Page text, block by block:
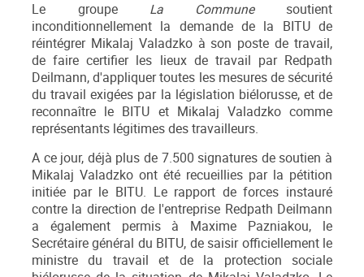
Le groupe La Communesoutient
inconditionnellement la demande de la BITU de
réintégrer Mikalaj Valadzko à son poste de travail,
de faire certiﬁer les lieux de travail par Redpath
Deilmann, d'appliquer toutes les mesures de sécurité
du travail exigées par la législation biélorusse, et de
reconnaître le BITU et Mikalaj Valadzko comme
représentants légitimes des travailleurs.
A ce jour, déjà plus de 7.500 signatures de soutien à
Mikalaj Valadzko ont été recueillies par la pétition
initiée par le BITU. Le rapport de forces instauré
contre la direction de l'entreprise Redpath Deilmann
a également permis à Maxime Pazniakou, le
Secrétaire général du BITU, de saisir oﬃciellement le
ministre du travail et de la protection sociale